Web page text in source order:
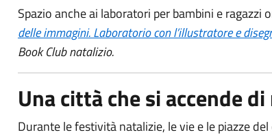
Spazio anche ai laboratori per bambini e ragazzi
delle immagini.Laboratorio con l’illustratore e
Book Club natalizio.
Una città che si accende
Durante le festività natalizie, le vie e le piazze